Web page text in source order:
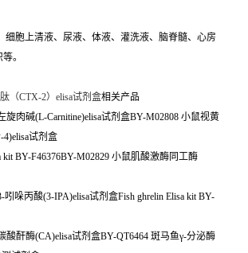
细胞上清液、尿液、体液、灌洗液、脑脊髓、心房
。
（CTX-2）elisa试剂盒相关产品
旋肉碱(L-Carnitine)elisa试剂盒BY-M02808 小鼠视黄
试剂盒
kit BY-F46376BY-M02829 小鼠肌酸激酶同工酶
吲哚丙酸(3-IPA)elisa试剂盒Fish ghrelin Elisa kit BY-
酸酐酶(CA)elisa试剂盒BY-QT6464 斑马鱼γ-分泌酶